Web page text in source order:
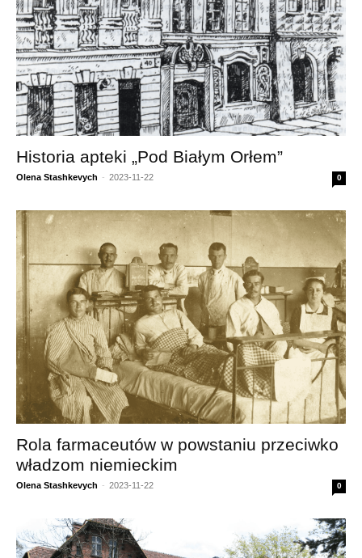
Historia apteki „Pod Białym Orłem”
Olena Stashkevych - 2023-11-22 0
Rola farmaceutów w powstaniu przeciwko
władzom niemieckim
Olena Stashkevych - 2023-11-22 0